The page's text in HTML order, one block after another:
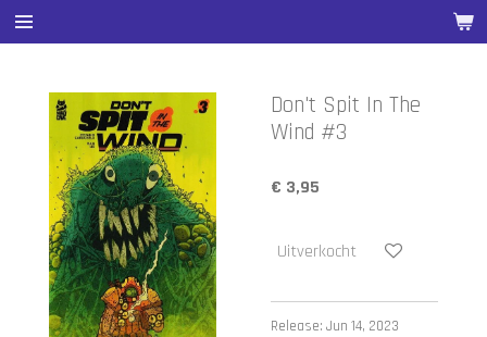
Ga
direct
hoofdinhoud
Don't Spit In The
Wind #3
€ 3,95
Uitverkocht
Release: Jun 14, 2023